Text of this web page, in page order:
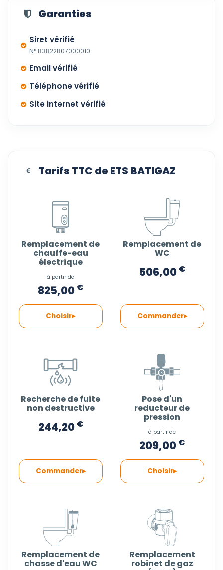
Garanties
Siret vérifié
N° 83822807000010
Email vérifié
Téléphone vérifié
Site internet vérifié
Tarifs TTC de ETS BATIGAZ
Remplacement de
chauffe-eau
électrique
à partir de
825,00 €
Choisir
Remplacement de
WC
506,00 €
Commander
Recherche de fuite
non destructive
244,20 €
Commander
Pose d'un
reducteur de
pression
à partir de
209,00 €
Choisir
Remplacement de
chasse d'eau WC
Remplacement
robinet de gaz